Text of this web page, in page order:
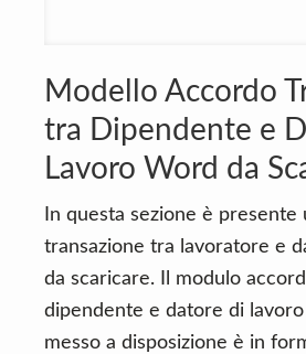
Modello Accordo
tra Dipendente e
Lavoro Word da
In questa sezione è presente
transazione tra lavoratore e
da scaricare. Il modulo
dipendente e datore di
messo a disposizione è in